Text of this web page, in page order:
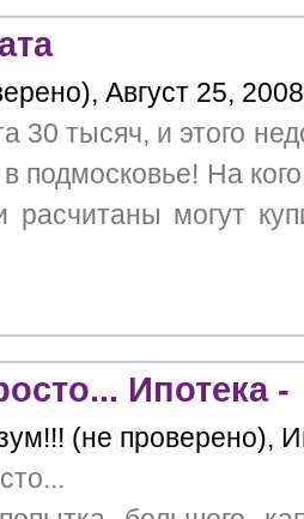
Август 25,
30 тысяч, и этого
подмосковье! На
расчитаны могут
Ипотека -
(не проверено),